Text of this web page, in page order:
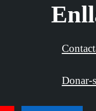
Donar-